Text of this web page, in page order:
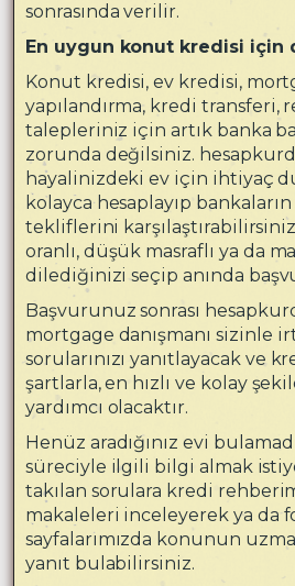
sonrasında verilir.
En uygun konut kredisi için
Konut kredisi, ev kredisi,
yapılandırma, kredi transferi,
talepleriniz için artık banka
zorunda değilsiniz.
hayalinizdeki ev için ihtiyaç
kolayca hesaplayıp
tekliflerini
oranlı, düşük masraflı ya da
dilediğinizi seçip anında
Başvurunuz sonrası
mortgage danışmanı sizinle
sorularınızı yanıtlayacak ve
şartlarla, en hızlı ve kolay
yardımcı olacaktır.
Henüz aradığınız evi
süreciyle ilgili bilgi almak
takılan sorulara kredi
makaleleri inceleyerek ya da
sayfalarımızda konunun
yanıt bulabilirsiniz.